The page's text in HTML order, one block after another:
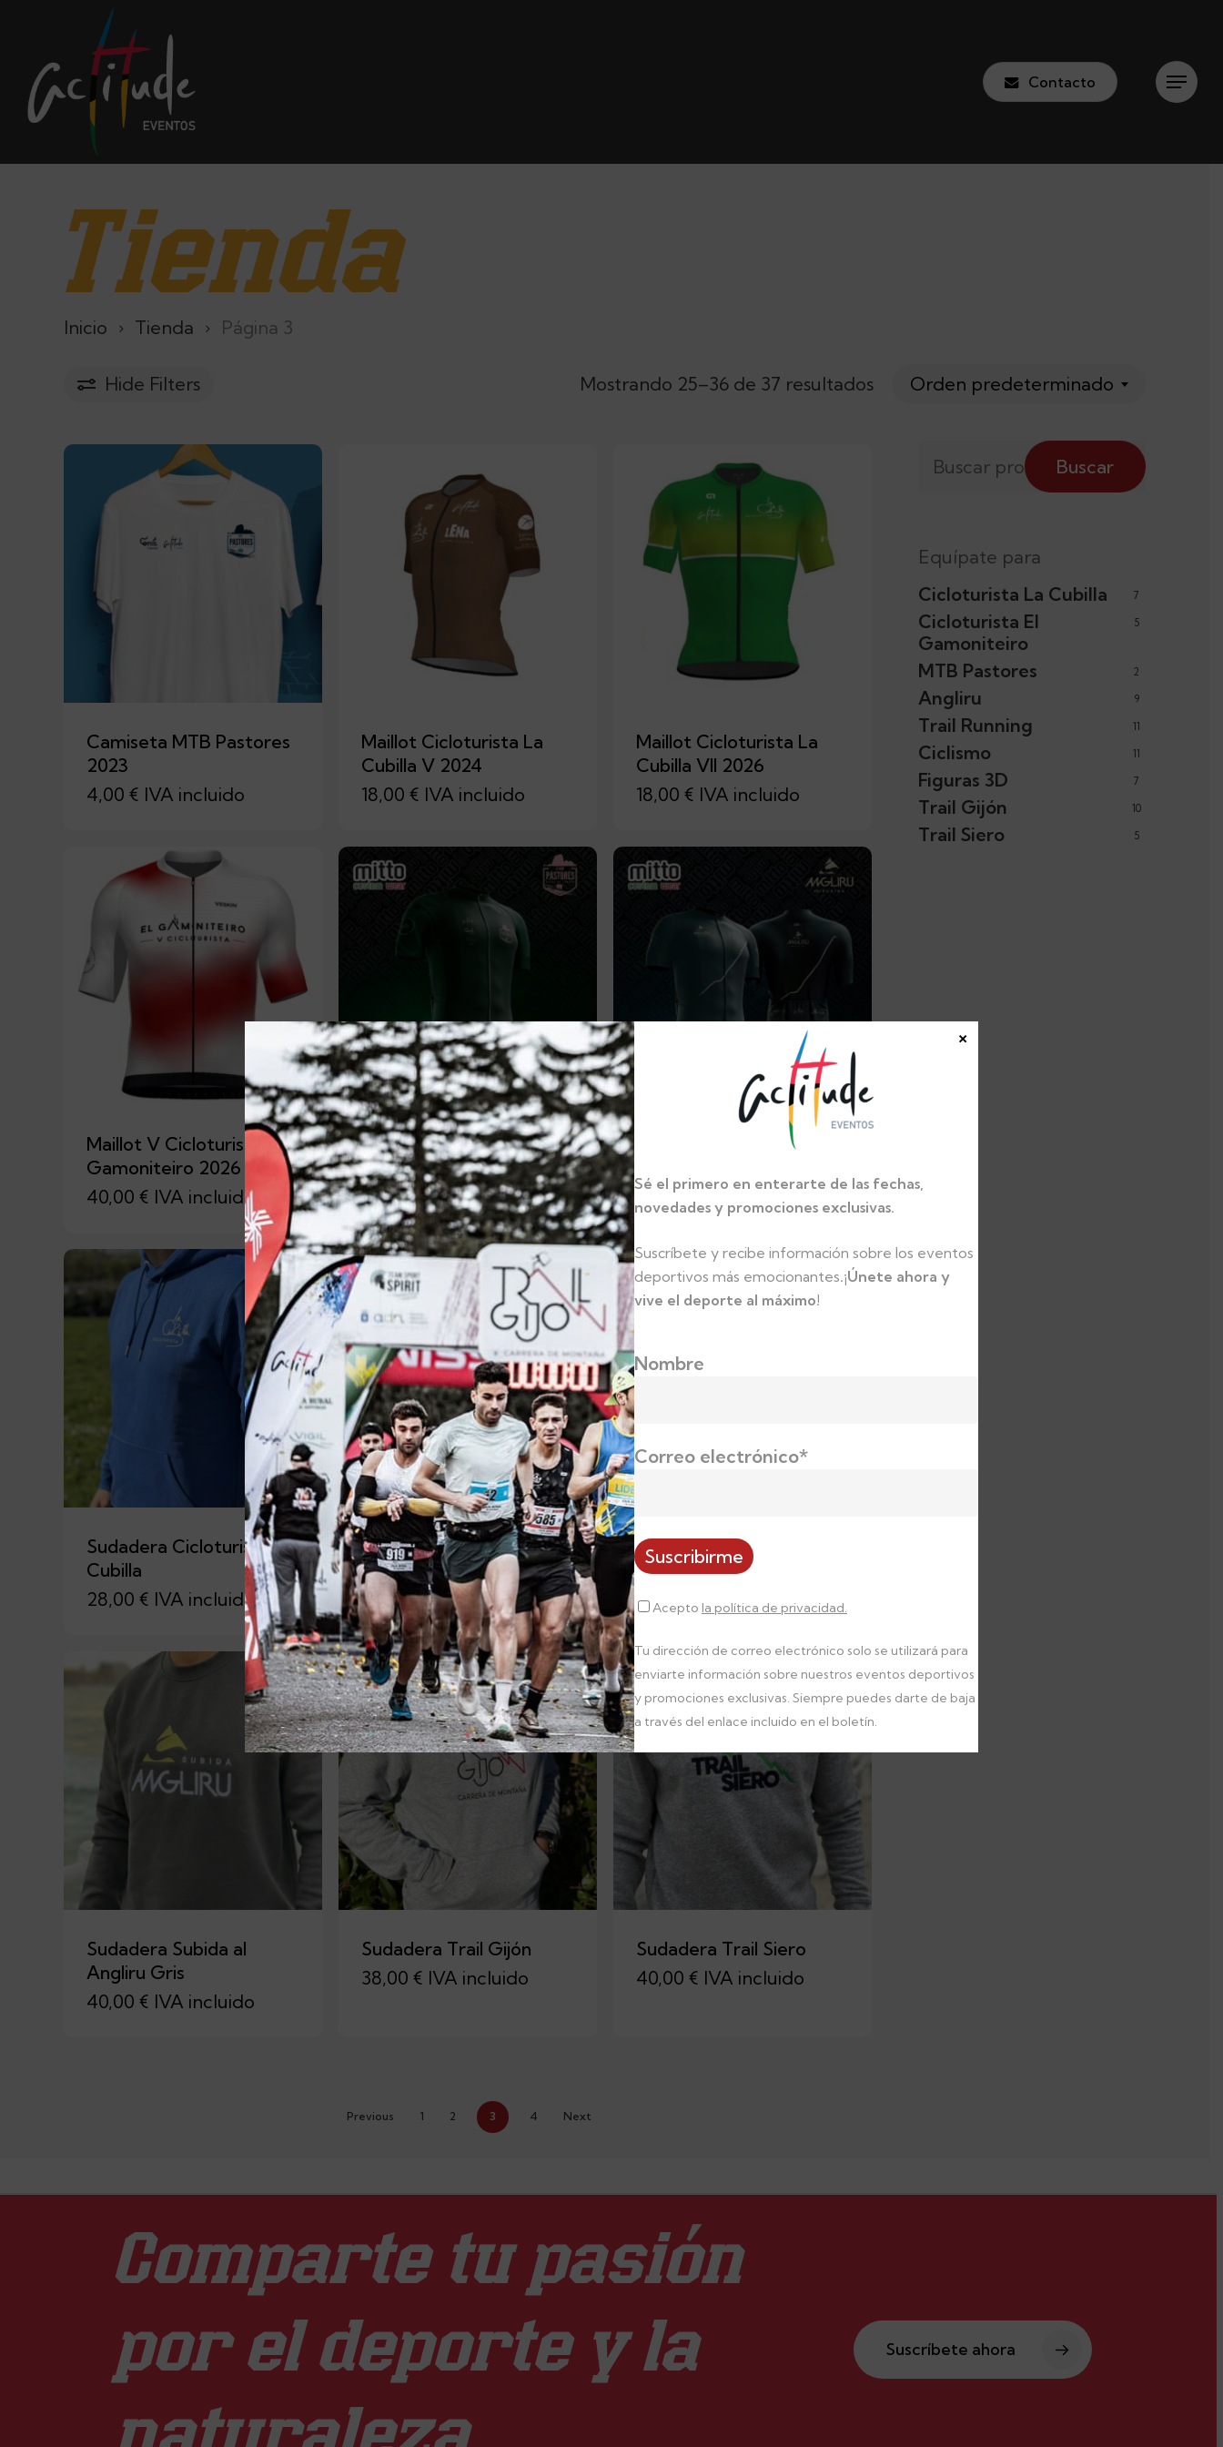
content
Contacto Menu
Tienda
Inicio Tienda Página 3
Hide Filters Mostrando 25–36 de 37 resultados Orden predeterminado
Camiseta MTB Pastores
2023
4,00 € IVA incluido
Maillot Cicloturista La
Cubilla V 2024
18,00 € IVA incluido
Maillot Cicloturista La
Cubilla VII 2026
18,00 € IVA incluido
Maillot V Cicloturista El
Gamoniteiro 2026
40,00 € IVA incluido
Maillot MTB Pastores III
2025
18,00€ IVA incluido
Maillot XXII Subida al
18,00€ IVA incluido
Sudadera Cicloturista La
Cubilla
28,00 € IVA incluido
Sudadera Cicloturista El
Gamoniteiro
40,00€ IVA incluido
Sudadera Subida al
Angliru
40,00
IVA incluido
Sudadera Subida al
Angliru Gris
40,00 € IVA incluido
Sudadera Trail Gijón
38,00 € IVA incluido
Sudadera Trail Siero
40,00 € IVA incluido
Previous 1 2 3 4 Next
por:
Buscar
Equípate para
Cicloturista La Cubilla
7
Cicloturista El
Gamoniteiro
5
MTB Pastores 2
Angliru 9
Trail Running 11
Ciclismo 11
Figuras 3D 7
Trail Gijón 10
Trail Siero 5
Comparte tu pasión
por el deporte y la
Suscríbete ahora
Sé el primero en enterarte de las fechas,
novedades y promociones exclusivas.
Suscríbete y recibe información sobre los eventos
deportivos más emocionantes.¡Únete ahora y
vive el deporte al máximo!
Nombre
Correo electrónico*
Acepto la política de privacidad.
Tu dirección de correo electrónico solo se utilizará para
enviarte información sobre nuestros eventos deportivos
y promociones exclusivas. Siempre puedes darte de baja
a través del enlace incluido en el boletín.
×